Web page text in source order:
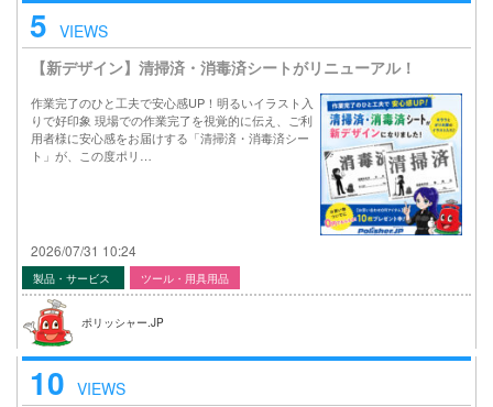
5 VIEWS
【新デザイン】清掃済・消毒済シートがリニューアル！
作業完了のひと工夫で安心感UP！明るいイラスト入
りで好印象 現場での作業完了を視覚的に伝え、ご利
用者様に安心感をお届けする「清掃済・消毒済シー
ト」が、この度ポリ…
2026/07/31 10:24
製品・サービス ツール・用具用品
ポリッシャー.JP
10 VIEWS